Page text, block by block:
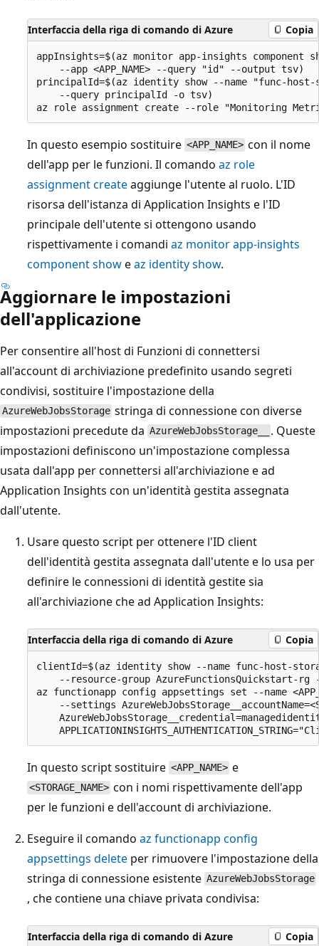
Interfaccia della riga di comando di Azure Copia
appInsights=$(az monitor app-insights component
    --app <APP_NAME> --query "id" --output tsv)
principalId=$(az identity show --name "func-
    --query principalId -o tsv)
In questo esempio sostituire <APP_NAME> con il nome
dell'app per le funzioni. Il comando az role
assignment createaggiunge l'utente al ruolo. L'ID
risorsa dell'istanza di Application Insights e l'ID
principale dell'utente si ottengono usando
rispettivamente i comandi az monitor app-insights
component showeaz identity show.
Aggiornare le impostazioni
dell'applicazione
Per consentire all'host di Funzioni di connettersi
all'account di archiviazione predefinito usando segreti
condivisi, sostituire l'impostazione della
AzureWebJobsStorage stringa di connessione con diverse
impostazioni precedute da AzureWebJobsStorage__
. Queste
impostazioni definiscono un'impostazione complessa
usata dall'app per connettersi all'archiviazione e ad
Application Insights con un'identità gestita assegnata
dall'utente.
Usare questo script per ottenere l'ID client
dell'identità gestita assegnata dall'utente e lo usa per
definire le connessioni di identità gestite sia
all'archiviazione che ad Application Insights:
Interfaccia della riga di comando di Azure Copia
clientId=$(az identity show --name func-host-
--resource-group AzureFunctionsQuickstart-rg
az functionapp config appsettings set --name
--settings
In questo script sostituire <APP_NAME> e
<STORAGE_NAME> con i nomi rispettivamente dell'app
per le funzioni e dell'account di archiviazione.
Eseguire il comando az functionapp config
appsettings delete per rimuovere l'impostazione della
stringa di connessione esistente AzureWebJobsStorage
, che contiene una chiave privata condivisa:
Interfaccia della riga di comando di Azure Copia